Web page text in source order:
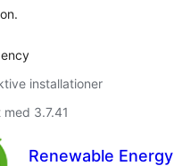
installationer
med 3.7.41
Renewable Energy